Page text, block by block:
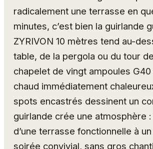
radicalement une terrasse en
minutes, c’est bien la guirlande
ZYRIVON 10 mètres tend au-
table, de la pergola ou du tour
chapelet de vingt ampoules G40
chaud immédiatement
spots encastrés dessinent un
guirlande crée une atmosphère
d’une terrasse fonctionnelle à
soirée convivial, sans gros